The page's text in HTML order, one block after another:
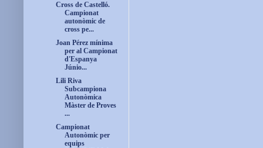
Cross de Castelló.
Campionat
autonòmic de
cross pe...
Joan Pérez mínima
per al Campionat
d'Espanya
Júnio...
Lili Riva
Subcampiona
Autonòmica
Màster de Proves
...
Campionat
Autonòmic per
equips